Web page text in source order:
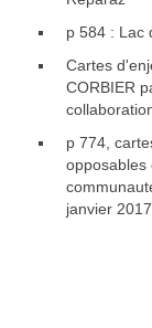
p 584 : Lac
Cartes
CORBIER
p 774,
opposables
janvier 2017